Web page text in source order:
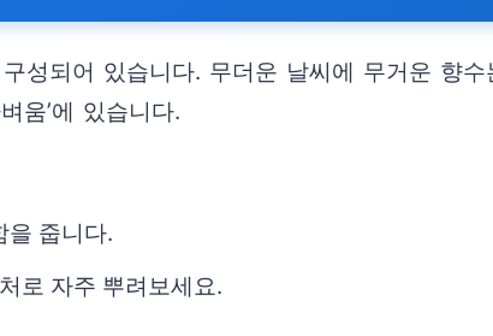
성되어 있습니다. 무더운 날씨에 무거운 향
움’에 있습니다.
을 줍니다.
로 자주 뿌려보세요.